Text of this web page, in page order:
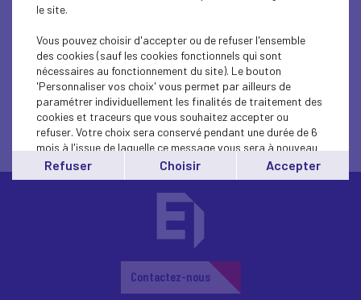
Qu’est-ce qu’un mandat peut m’apporter ?
A quoi sert un mandat ?
Contactez-nous
le site.
Vous pouvez choisir d'accepter ou de refuser l'ensemble
des cookies (sauf les cookies fonctionnels qui sont
nécessaires au fonctionnement du site). Le bouton
'Personnaliser vos choix' vous permet par ailleurs de
paramétrer individuellement les finalités de traitement des
cookies et traceurs que vous souhaitez accepter ou
refuser. Votre choix sera conservé pendant une durée de 6
mois à l'issue de laquelle ce message vous sera à nouveau
affiché..
Vous pouvez modifier votre choix à tout moment en
'cookies'en bas de page.
Refuser Choisir Accepter